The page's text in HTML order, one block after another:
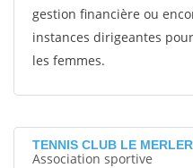
gestion financière ou
instances dirigeantes
les femmes.
TENNIS CLUB LE
Association sportive